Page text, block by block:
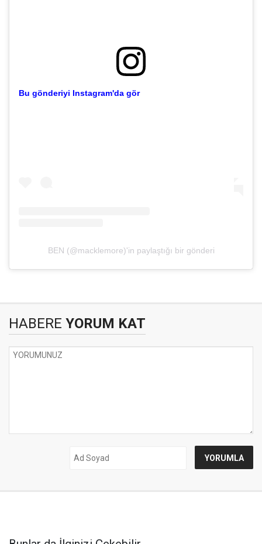
Bu gönderiyi Instagram'da gör
BEN (@macklemore)'in paylaştığı bir gönderi
HABERE YORUM KAT